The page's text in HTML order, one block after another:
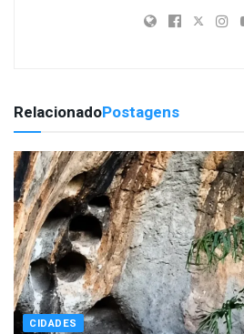
RelacionadoPostagens
CIDADES